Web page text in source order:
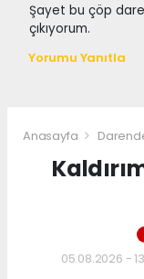
Şayet bu çöp
çıkıyorum.
Yorumu Yanıtla
Anasayfa
05.08.2026 -